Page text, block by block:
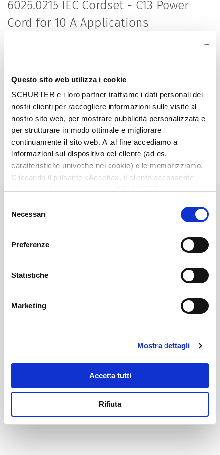
Questo sito web utilizza i cookie
SCHURTER e i loro partner trattiamo i dati personali dei
nostri clienti per raccogliere informazioni sulle visite al
nostro sito web, per mostrare pubblicità personalizzata e
per strutturare in modo ottimale e migliorare
continuamente il sito web. A tal fine accediamo a
informazioni sul dispositivo del cliente (ad es.
caratteristiche univoche nei cookie) e le memorizziamo.
Cliccando il pulsante «Accetta», il cliente acconsente
momento cliccando su «Impostazioni» in fondo alla
pagina. Le impostazioni personali sono comunicate ai
nostri partner e non hanno alcuna influenza sui dati del
browser. Ulteriori informazioni sono disponibili nella
delNecessari
Preferenze
Statistiche
Marketing
Mostra dettagli
Accetta tutti
Rifiuta
6026.0215 IEC Cordset - C13 Power
Cord for 10 A Applications
Description 6026.0215
Details 6026.0215
front side IP40 acc. to IEC 60529
Suitable for appliances with protection
Material: Housing PVC, black
(for cold conditions) pin-temperature
70 °C, 10 A, Protection Class I